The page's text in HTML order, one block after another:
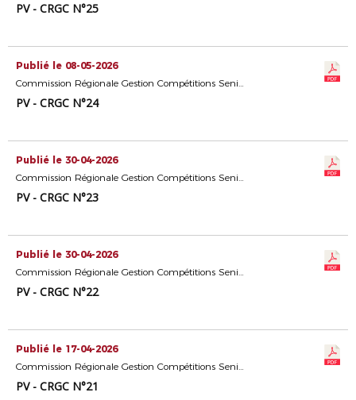
PV - CRGC N°25
Publié le 08-05-2026
Commission Régionale Gestion Compétitions Seniors
PV - CRGC N°24
Publié le 30-04-2026
Commission Régionale Gestion Compétitions Seniors
PV - CRGC N°23
Publié le 30-04-2026
Commission Régionale Gestion Compétitions Seniors
PV - CRGC N°22
Publié le 17-04-2026
Commission Régionale Gestion Compétitions Seniors
PV - CRGC N°21